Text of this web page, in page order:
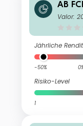
AB
o CK
Valor:
Jährliche
-50%
Risiko-Level
1